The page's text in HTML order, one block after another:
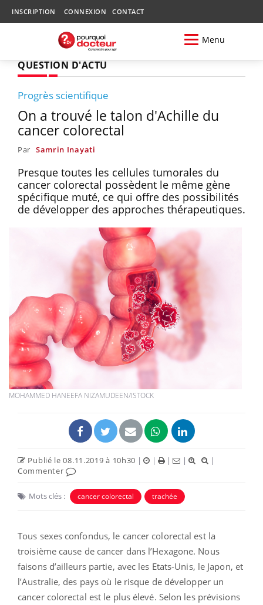
INSCRIPTION CONNEXION CONTACT
Menu
QUESTION D'ACTU
Progrès scientifique
On a trouvé le talon d'Achille du
cancer colorectal
Par Samrin Inayati
Presque toutes les cellules tumorales du
cancer colorectal possèdent le même gène
spécifique muté, ce qui offre des possibilités
de développer des approches thérapeutiques.
MOHAMMED HANEEFA NIZAMUDEEN/ISTOCK
Publié le 08.11.2019 à 10h30 | | | |
|
Commenter
Mots clés : cancer colorectal trachée
Tous sexes confondus, le cancer colorectal est la
troisième cause de cancer dans l’Hexagone. Nous
faisons d’ailleurs partie, avec les Etats-Unis, le Japon, et
l’Australie, des pays où le risque de développer un
cancer colorectal est le plus élevé. Selon les prévisions